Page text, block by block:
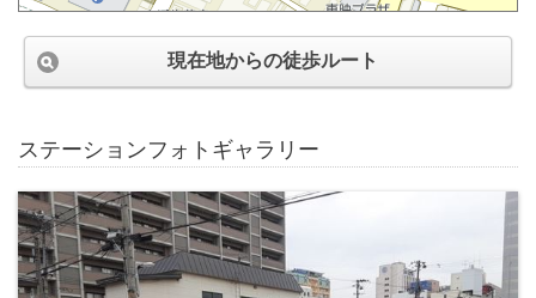
現在地からの徒歩ルート
ステーションフォトギャラリー